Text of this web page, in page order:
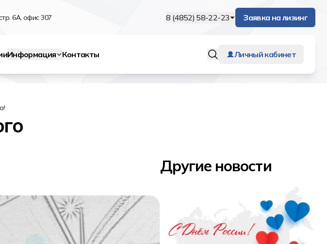
6А, офис 307 8 (4852) 58-22-23 Заявка на лизинг
Информация Контакты Личный кабинет
Другие новости